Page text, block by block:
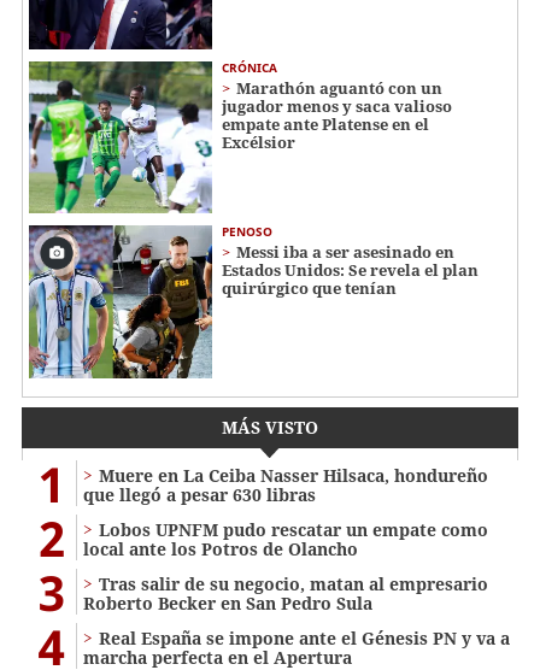
CRÓNICA
Marathón aguantó con un
jugador menos y saca valioso
empate ante Platense en el
Excélsior
PENOSO
Messi iba a ser asesinado en
Estados Unidos: Se revela el plan
quirúrgico que tenían
MÁS VISTO
1
Muere en La Ceiba Nasser Hilsaca, hondureño
que llegó a pesar 630 libras
2
Lobos UPNFM pudo rescatar un empate como
local ante los Potros de Olancho
3
Tras salir de su negocio, matan al empresario
Roberto Becker en San Pedro Sula
4
Real España se impone ante el Génesis PN y va a
marcha perfecta en el Apertura